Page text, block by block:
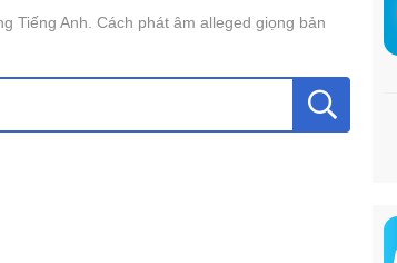
Tiếng Anh. Cách phát âm alleged giọng bản